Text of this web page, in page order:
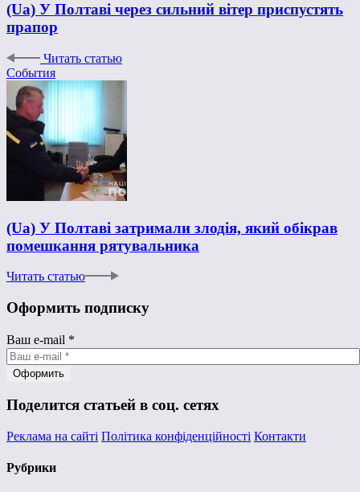
(Ua) У Полтаві через сильний вітер приспустять
прапор
Читать статью
События
(Ua) У Полтаві затримали злодія, який обікрав
помешкання рятувальника
Читать статью
Оформить подписку
Ваш e-mail *
Поделится статьей в соц. сетях
Реклама на сайті Політика конфіденційності Контакти
Рубрики